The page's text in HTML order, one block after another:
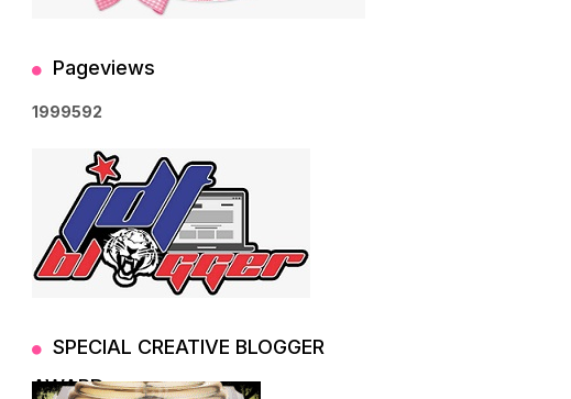
Pageviews
1999592
SPECIAL CREATIVE BLOGGER
AWARD